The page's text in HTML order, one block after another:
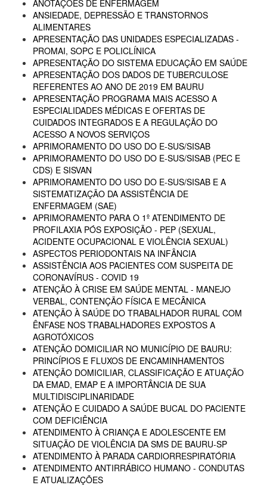
ANOTAÇÕES DE ENFERMAGEM
ANSIEDADE, DEPRESSÃO E TRANSTORNOS
ALIMENTARES
APRESENTAÇÃO DAS UNIDADES ESPECIALIZADAS -
PROMAI, SOPC E POLICLÍNICA
APRESENTAÇÃO DO SISTEMA EDUCAÇÃO EM SAÚDE
APRESENTAÇÃO DOS DADOS DE TUBERCULOSE
REFERENTES AO ANO DE 2019 EM BAURU
APRESENTAÇÃO PROGRAMA MAIS ACESSO A
ESPECIALIDADES MÉDICAS E OFERTAS DE
CUIDADOS INTEGRADOS E A REGULAÇÃO DO
ACESSO A NOVOS SERVIÇOS
APRIMORAMENTO DO USO DO E-SUS/SISAB
APRIMORAMENTO DO USO DO E-SUS/SISAB (PEC E
CDS) E SISVAN
APRIMORAMENTO DO USO DO E-SUS/SISAB E A
SISTEMATIZAÇÃO DA ASSISTÊNCIA DE
ENFERMAGEM (SAE)
APRIMORAMENTO PARA O 1º ATENDIMENTO DE
PROFILAXIA PÓS EXPOSIÇÃO - PEP (SEXUAL,
ACIDENTE OCUPACIONAL E VIOLÊNCIA SEXUAL)
ASPECTOS PERIODONTAIS NA INFÂNCIA
ASSISTÊNCIA AOS PACIENTES COM SUSPEITA DE
CORONAVÍRUS - COVID 19
ATENÇÃO À CRISE EM SAÚDE MENTAL - MANEJO
VERBAL, CONTENÇÃO FÍSICA E MECÂNICA
ATENÇÃO À SAÚDE DO TRABALHADOR RURAL COM
ÊNFASE NOS TRABALHADORES EXPOSTOS A
AGROTÓXICOS
ATENÇÃO DOMICILIAR NO MUNICÍPIO DE BAURU:
PRINCÍPIOS E FLUXOS DE ENCAMINHAMENTOS
ATENÇÃO DOMICILIAR, CLASSIFICAÇÃO E ATUAÇÃO
DA EMAD, EMAP E A IMPORTÂNCIA DE SUA
MULTIDISCIPLINARIDADE
ATENÇÃO E CUIDADO A SAÚDE BUCAL DO PACIENTE
COM DEFICIÊNCIA
ATENDIMENTO À CRIANÇA E ADOLESCENTE EM
SITUAÇÃO DE VIOLÊNCIA DA SMS DE BAURU-SP
ATENDIMENTO À PARADA CARDIORRESPIRATÓRIA
ATENDIMENTO ANTIRRÁBICO HUMANO - CONDUTAS
E ATUALIZAÇÕES